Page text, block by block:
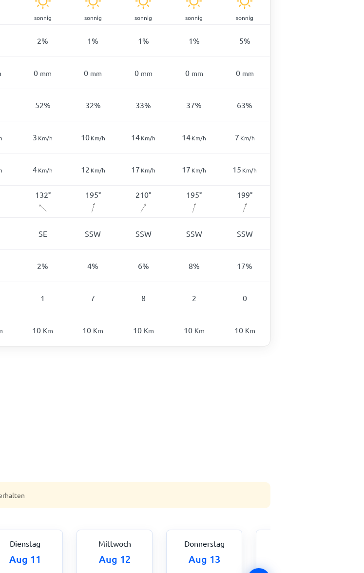
sonnig sonnig sonnig sonnig sonnig
2% 1% 1% 1% 5%
0 mm 0 mm 0 mm 0 mm 0 mm
52% 32% 33% 37% 63%
3 Km/h 10 Km/h 14Km/h 14Km/h 7 Km/h
4Km/h 12 Km/h 17 Km/h 17 Km/h 15 Km/h
132° 195° 210° 195° 199°
SE SSW SSW SSW SSW
2% 4% 6% 8% 17%
1 7 8 2 0
10 Km 10 Km 10 Km 10 Km 10 Km
Dienstag
Aug 11
Mittwoch
Aug 12
Donnerstag
Aug 13